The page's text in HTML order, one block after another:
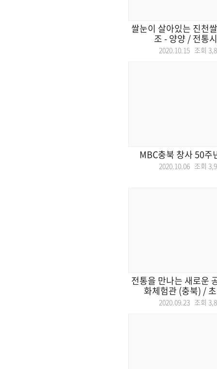
쌀눈이 살아있는 진천
조 - 양양 / 전통
2020.10.15 조회
MBC충북 창사 50주
2020.10.06 조회
전통을 만나는 새로운
화체험관 (충북) /
2020.09.23 조회